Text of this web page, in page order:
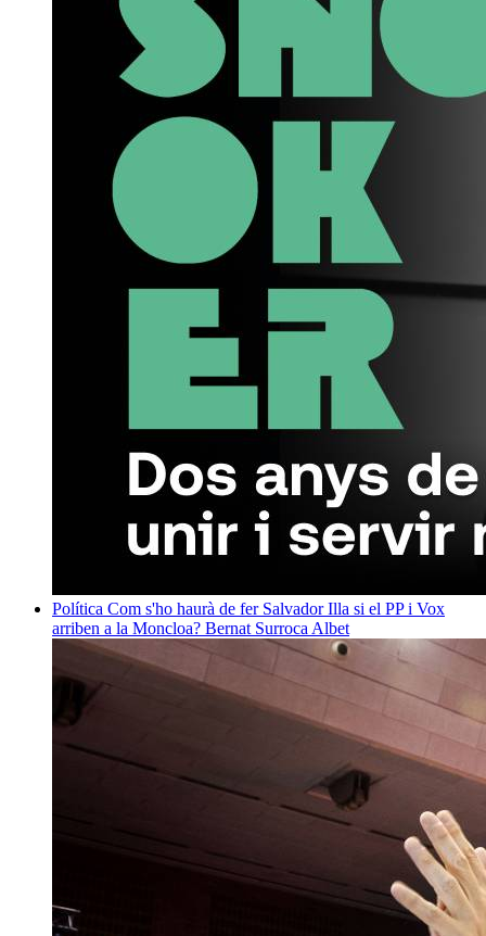
Política Com s'ho haurà de fer Salvador Illa si el PP i Vox
arriben a la Moncloa? Bernat Surroca Albet